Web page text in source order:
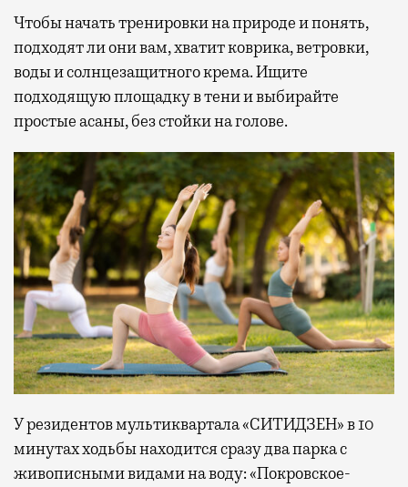
Чтобы начать тренировки на природе и понять,
подходят ли они вам, хватит коврика, ветровки,
воды и солнцезащитного крема. Ищите
подходящую площадку в тени и выбирайте
простые асаны, без стойки на голове.
У резидентов мультиквартала «СИТИДЗЕН» в 10
минутах ходьбы находится сразу два парка с
живописными видами на воду: «Покровское-